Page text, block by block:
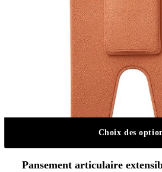
Choix des
Pansement articulaire